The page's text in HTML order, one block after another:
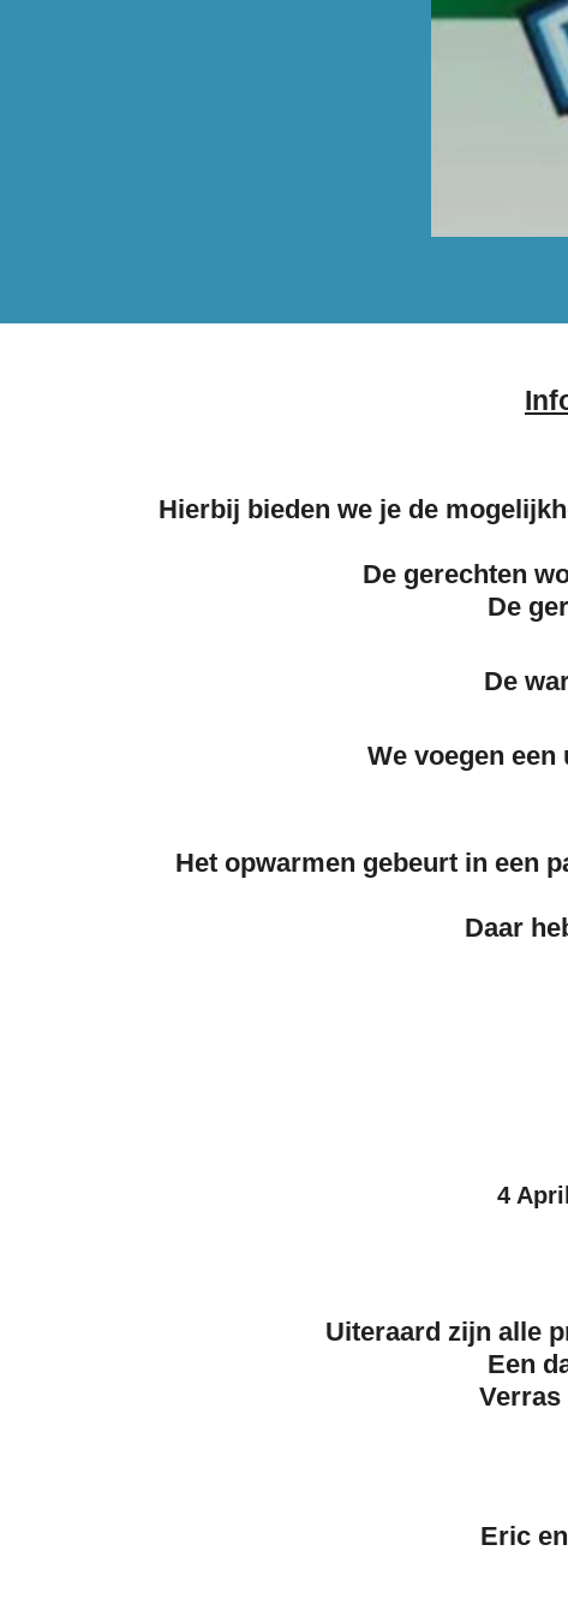
Hierbij bieden we je de
De gerechten
De
De
We voegen
Het opwarmen gebeurt in een
in
Daar
4
Uiteraard zijn alle
Een
Verras
Eric